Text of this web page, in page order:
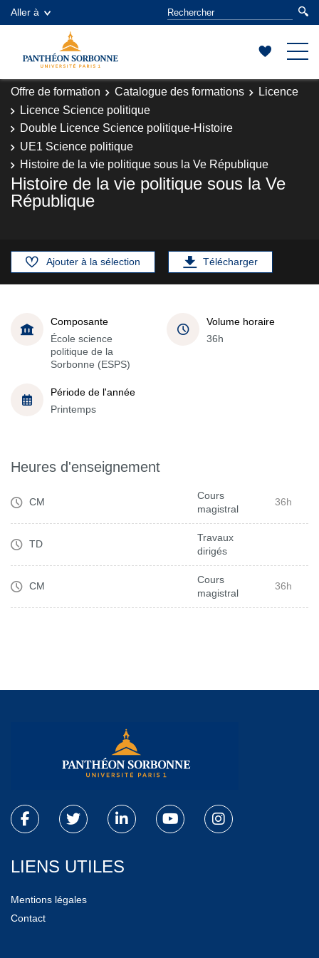
Aller à
Offre de formation Catalogue des formations
Licence
Licence Science politique
Double Licence Science politique-Histoire
UE1 Science politique
Histoire de la vie politique sous la Ve République
Histoire de la vie politique sous la Ve
République
Ajouter à la sélection Télécharger
Composante
École science
politique de la
Sorbonne (ESPS)
Volume horaire
36h
Période de l'année
Printemps
Heures d'enseignement
CM
Cours
magistral
36h
TD
Travaux
dirigés
CM
Cours
magistral
36h
LIENS UTILES
Mentions légales
Contact